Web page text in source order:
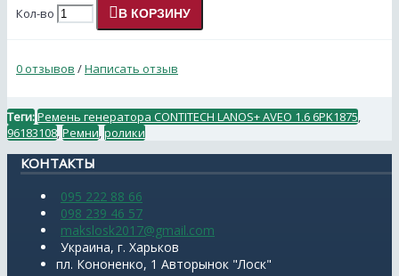
Кол-во В КОРЗИНУ
0 отзывов /Написать отзыв
Теги:Ремень генератора CONTITECH LANOS+ AVEO 1.6 6PK1875
96183108 Ремни ролики
КОНТАКТЫ
095 222 88 66
098 239 46 57
makslosk2017@gmail.com
Украина, г. Харьков
пл. Кононенко, 1 Авторынок "Лоск"